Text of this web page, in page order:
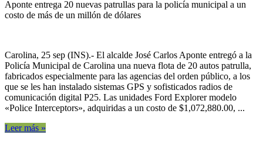
Aponte entrega 20 nuevas patrullas para la policía municipal a un
costo de más de un millón de dólares
Carolina, 25 sep (INS).- El alcalde José Carlos Aponte entregó a la
Policía Municipal de Carolina una nueva flota de 20 autos patrulla,
fabricados especialmente para las agencias del orden público, a los
que se les han instalado sistemas GPS y sofisticados radios de
comunicación digital P25. Las unidades Ford Explorer modelo
«Police Interceptors», adquiridas a un costo de $1,072,880.00, ...
Leer más »